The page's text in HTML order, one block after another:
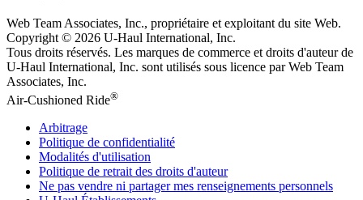
Web Team Associates, Inc., propriétaire et exploitant du site Web.
Copyright © 2026 U-Haul International, Inc.
Tous droits réservés. Les marques de commerce et droits d'auteur de
U-Haul International, Inc. sont utilisés sous licence par Web Team
Associates, Inc.
Air-Cushioned Ride®
Arbitrage
Politique de confidentialité
Modalités d'utilisation
Politique de retrait des droits d'auteur
Ne pas vendre ni partager mes renseignements personnels